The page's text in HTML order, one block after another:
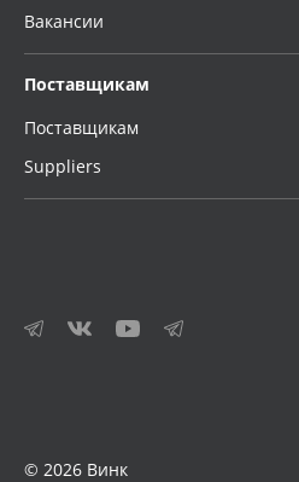
Вакансии
Поставщикам
Поставщикам
Suppliers
© 2026 Винк